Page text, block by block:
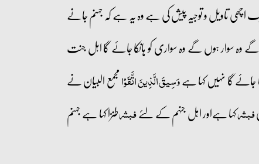
تاویل و توجیہ پیش کی ہے وہ یہ ہے کہ جہنم جانے
وہ سوار ہوں گے وہ سواری کو ہانکا جائے گا اہل جنت
گا نہیں کہا ہےوَسِيقَ الَّذِينَ اتَّقَوْامجمع البیان نے
فبشرکہا ہےاور اہل جنہم کے لئےفبشرطنزا کہا ہے جہنم